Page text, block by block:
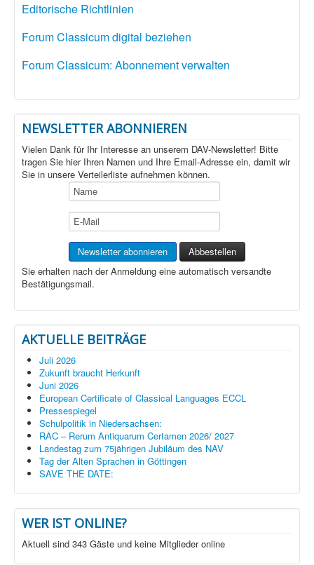
Editorische Richtlinien
Forum Classicum digital beziehen
Forum Classicum: Abonnement verwalten
NEWSLETTER ABONNIEREN
Vielen Dank für Ihr Interesse an unserem DAV-Newsletter! Bitte
tragen Sie hier Ihren Namen und Ihre Email-Adresse ein, damit wir
Sie in unsere Verteilerliste aufnehmen können.
Sie erhalten nach der Anmeldung eine automatisch versandte
Bestätigungsmail.
AKTUELLE BEITRÄGE
Juli 2026
Zukunft braucht Herkunft
Juni 2026
European Certificate of Classical Languages ECCL
Pressespiegel
Schulpolitik in Niedersachsen:
RAC – Rerum Antiquarum Certamen 2026/ 2027
Landestag zum 75jährigen Jubiläum des NAV
Tag der Alten Sprachen in Göttingen
SAVE THE DATE:
WER IST ONLINE?
Aktuell sind 343 Gäste und keine Mitglieder online